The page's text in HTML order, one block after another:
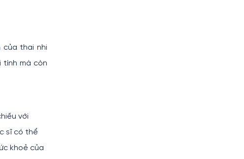
của thai nhi
tính mà còn
với
sĩ có thể
khoẻ của